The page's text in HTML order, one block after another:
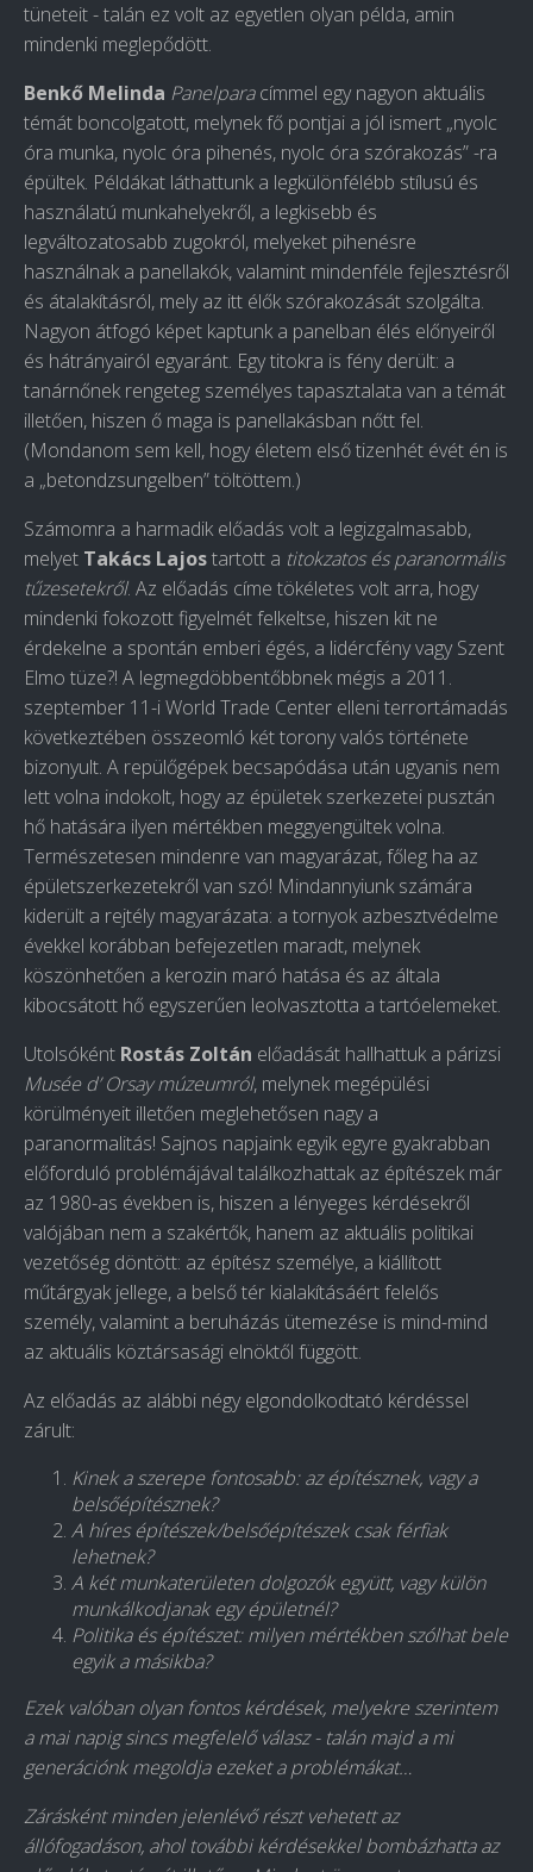
tüneteit - talán ez volt az egyetlen olyan példa, amin
mindenki meglepődött.
Benkő Melinda Panelparacímmel egy nagyon aktuális
témát boncolgatott, melynek fő pontjai a jól ismert „nyolc
óra munka, nyolc óra pihenés, nyolc óra szórakozás” -ra
épültek. Példákat láthattunk a legkülönfélébb stílusú és
használatú munkahelyekről, a legkisebb és
legváltozatosabb zugokról, melyeket pihenésre
használnak a panellakók, valamint mindenféle fejlesztésről
és átalakításról, mely az itt élők szórakozását szolgálta.
Nagyon átfogó képet kaptunk a panelban élés előnyeiről
és hátrányairól egyaránt. Egy titokra is fény derült: a
tanárnőnek rengeteg személyes tapasztalata van a témát
illetően, hiszen ő maga is panellakásban nőtt fel.
(Mondanom sem kell, hogy életem első tizenhét évét én is
a „betondzsungelben” töltöttem.)
Számomra a harmadik előadás volt a legizgalmasabb,
melyet Takács Lajostartott a titokzatos és paranormális
tűzesetekről. Az előadás címe tökéletes volt arra, hogy
mindenki fokozott figyelmét felkeltse, hiszen kit ne
érdekelne a spontán emberi égés, a lidércfény vagy Szent
Elmo tüze?! A legmegdöbbentőbbnek mégis a 2011.
szeptember 11-i World Trade Center elleni terrortámadás
következtében összeomló két torony valós története
bizonyult. A repülőgépek becsapódása után ugyanis nem
lett volna indokolt, hogy az épületek szerkezetei pusztán
hő hatására ilyen mértékben meggyengültek volna.
Természetesen mindenre van magyarázat, főleg ha az
épületszerkezetekről van szó! Mindannyiunk számára
kiderült a rejtély magyarázata: a tornyok azbesztvédelme
évekkel korábban befejezetlen maradt, melynek
köszönhetően a kerozin maró hatása és az általa
kibocsátott hő egyszerűen leolvasztotta a tartóelemeket.
Utolsóként Rostás Zoltán előadását hallhattuk a párizsi
Musée d’ Orsay múzeumról, melynek megépülési
körülményeit illetően meglehetősen nagy a
paranormalitás! Sajnos napjaink egyik egyre gyakrabban
előforduló problémájával találkozhattak az építészek már
az 1980-as években is, hiszen a lényeges kérdésekről
valójában nem a szakértők, hanem az aktuális politikai
vezetőség döntött: az építész személye, a kiállított
műtárgyak jellege, a belső tér kialakításáért felelős
személy, valamint a beruházás ütemezése is mind-mind
az aktuális köztársasági elnöktől függött.
Az előadás az alábbi négy elgondolkodtató kérdéssel
zárult:
Kinek a szerepe fontosabb: az építésznek, vagy a
belsőépítésznek?
A híres építészek/belsőépítészek csak férfiak
lehetnek?
A két munkaterületen dolgozók együtt, vagy külön
munkálkodjanak egy épületnél?
Politika és építészet: milyen mértékben szólhat bele
egyik a másikba?
Ezek valóban olyan fontos kérdések, melyekre szerintem
a mai napig sincs megfelelő válasz - talán majd a mi
generációnk megoldja ezeket a problémákat…
Zárásként minden jelenlévő részt vehetett az
állófogadáson, ahol további kérdésekkel bombázhatta az